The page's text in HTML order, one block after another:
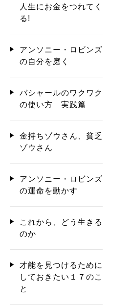
人生にお金をつれてく
る!
アンソニー・ロビンズ
の自分を磨く
バシャールのワクワク
の使い方 実践篇
金持ちゾウさん、貧乏
ゾウさん
アンソニー・ロビンズ
の運命を動かす
これから、どう生きる
のか
才能を見つけるために
しておきたい１７のこ
と